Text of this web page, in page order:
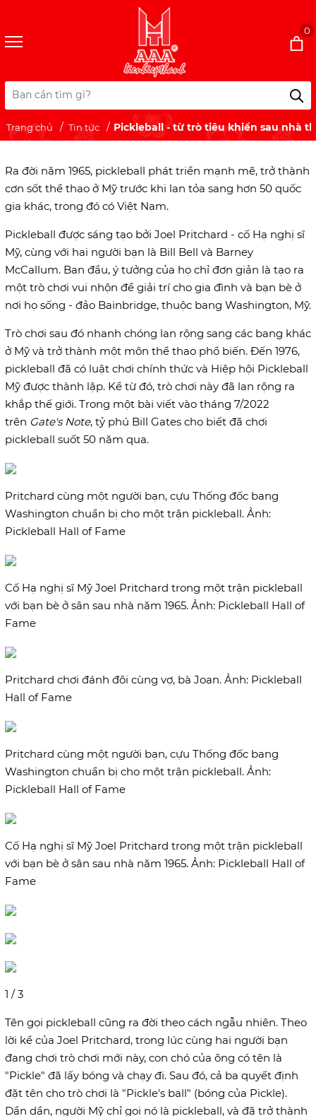
0
Trang chủ Tin tức Pickleball - từ trò tiêu khiển sau nhà
Ra đời năm 1965, pickleball phát triển mạnh mẽ, trở thành
cơn sốt thể thao ở Mỹ trước khi lan tỏa sang hơn 50 quốc
gia khác, trong đó có Việt Nam.
Pickleball được sáng tạo bởi Joel Pritchard - cố Hạ nghị sĩ
Mỹ, cùng với hai người bạn là Bill Bell và Barney
McCallum. Ban đầu, ý tưởng của họ chỉ đơn giản là tạo ra
một trò chơi vui nhộn để giải trí cho gia đình và bạn bè ở
nơi họ sống - đảo Bainbridge, thuộc bang Washington, Mỹ.
Trò chơi sau đó nhanh chóng lan rộng sang các bang khác
ở Mỹ và trở thành một môn thể thao phổ biến. Đến 1976,
pickleball đã có luật chơi chính thức và Hiệp hội Pickleball
Mỹ được thành lập. Kể từ đó, trò chơi này đã lan rộng ra
khắp thế giới. Trong một bài viết vào tháng 7/2022
trên Gate's Note, tỷ phú Bill Gates cho biết đã chơi
pickleball suốt 50 năm qua.
Pritchard cùng một người bạn, cựu Thống đốc bang
Washington chuẩn bị cho một trận pickleball. Ảnh:
Pickleball Hall of Fame
Cố Hạ nghị sĩ Mỹ Joel Pritchard trong một trận pickleball
với bạn bè ở sân sau nhà năm 1965. Ảnh: Pickleball Hall of
Fame
Pritchard chơi đánh đôi cùng vợ, bà Joan. Ảnh: Pickleball
Hall of Fame
Pritchard cùng một người bạn, cựu Thống đốc bang
Washington chuẩn bị cho một trận pickleball. Ảnh:
Pickleball Hall of Fame
Cố Hạ nghị sĩ Mỹ Joel Pritchard trong một trận pickleball
với bạn bè ở sân sau nhà năm 1965. Ảnh: Pickleball Hall of
Fame
1 / 3
Tên gọi pickleball cũng ra đời theo cách ngẫu nhiên. Theo
lời kể của Joel Pritchard, trong lúc cùng hai người bạn
đang chơi trò chơi mới này, con chó của ông có tên là
"Pickle" đã lấy bóng và chạy đi. Sau đó, cả ba quyết định
đặt tên cho trò chơi là "Pickle's ball" (bóng của Pickle).
Dần dần, người Mỹ chỉ gọi nó là pickleball, và đã trở thành